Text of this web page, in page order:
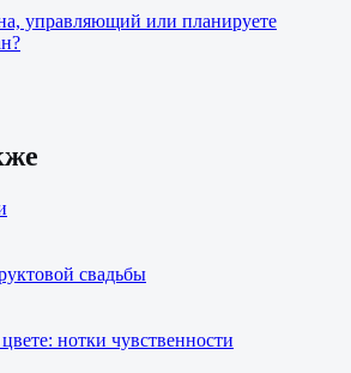
управляющий или планируете
свадьбы
нотки чувственности